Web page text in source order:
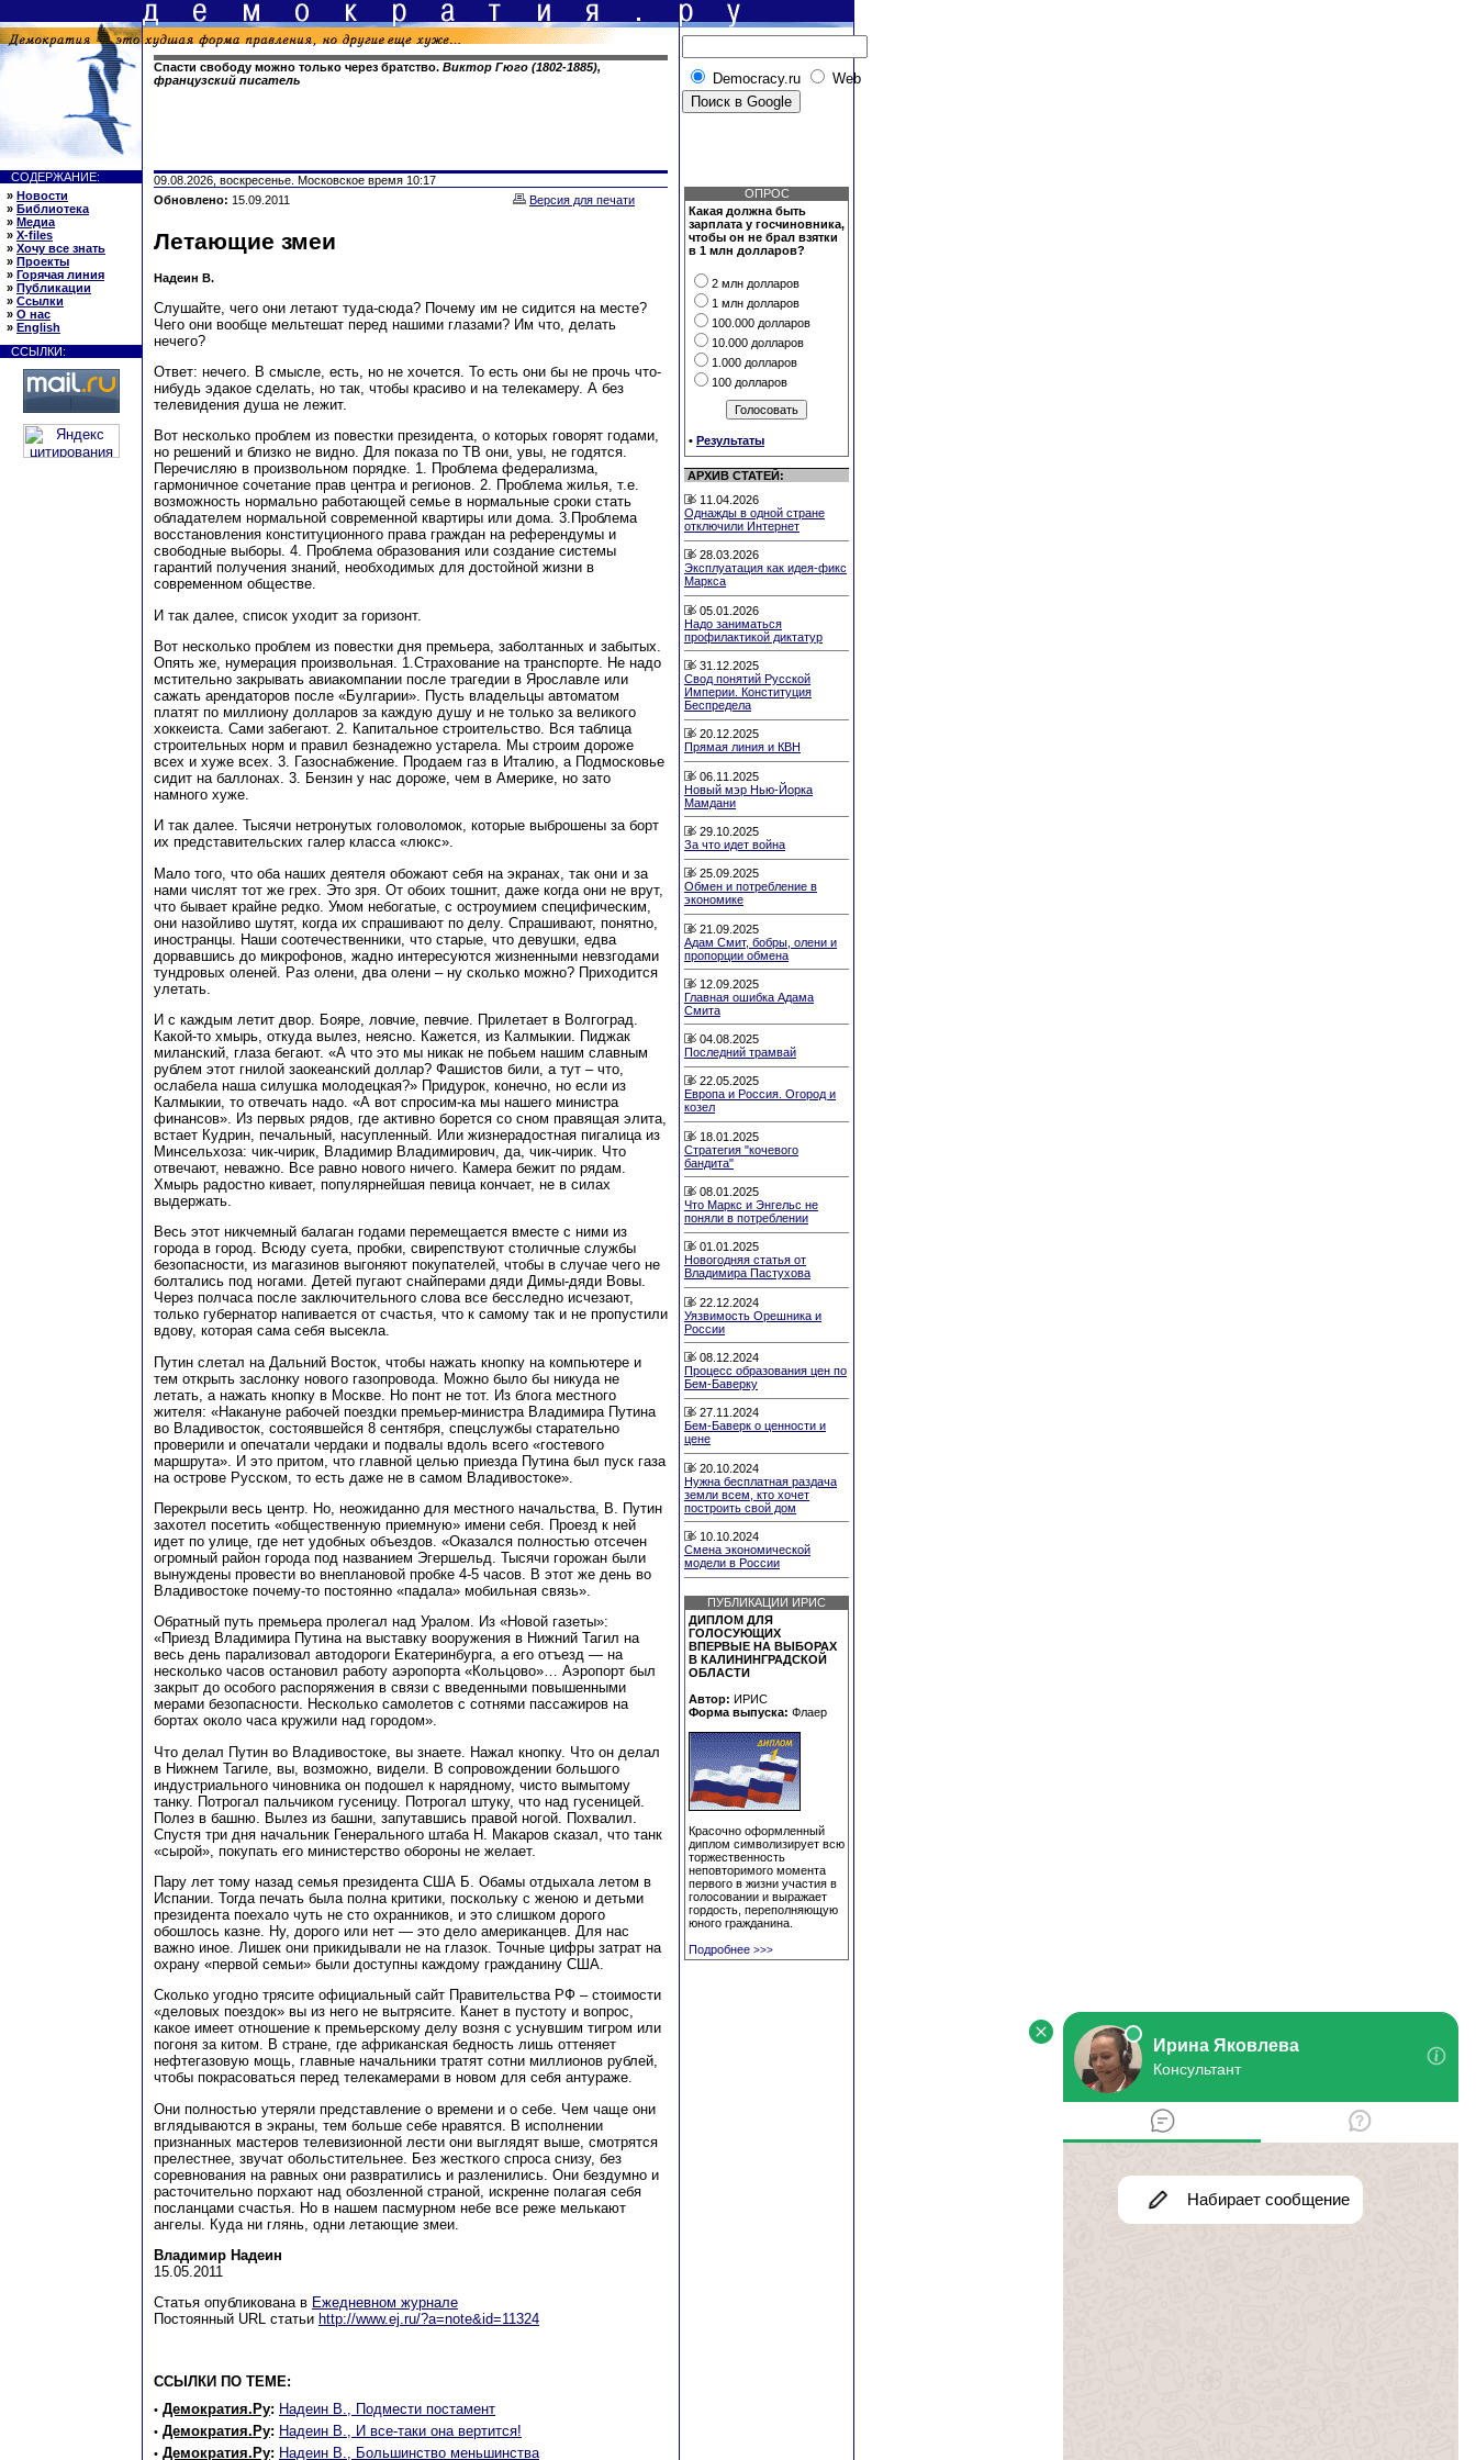
Спасти свободу можно только через братство. Виктор Гюго (1802-1885),
французский писатель
Democracy.ru Web
СОДЕРЖАНИЕ:
» Новости
» Библиотека
» Медиа
» X-files
» Хочу все знать
» Проекты
» Горячая линия
» Публикации
» Ссылки
» О нас
» English
ССЫЛКИ:
09.08.2026, воскресенье. Московское время 10:17
Обновлено: 15.09.2011 Версия для печати
Летающие змеи
Надеин В.
Слушайте, чего они летают туда-сюда? Почему им не сидится на месте?
Чего они вообще мельтешат перед нашими глазами? Им что, делать
нечего?
Ответ: нечего. В смысле, есть, но не хочется. То есть они бы не прочь что-
нибудь эдакое сделать, но так, чтобы красиво и на телекамеру. А без
телевидения душа не лежит.
Вот несколько проблем из повестки президента, о которых говорят годами,
но решений и близко не видно. Для показа по ТВ они, увы, не годятся.
Перечисляю в произвольном порядке. 1. Проблема федерализма,
гармоничное сочетание прав центра и регионов. 2. Проблема жилья, т.е.
возможность нормально работающей семье в нормальные сроки стать
обладателем нормальной современной квартиры или дома. 3.Проблема
восстановления конституционного права граждан на референдумы и
свободные выборы. 4. Проблема образования или создание системы
гарантий получения знаний, необходимых для достойной жизни в
современном обществе.
И так далее, список уходит за горизонт.
Вот несколько проблем из повестки дня премьера, заболтанных и забытых.
Опять же, нумерация произвольная. 1.Страхование на транспорте. Не надо
мстительно закрывать авиакомпании после трагедии в Ярославле или
сажать арендаторов после «Булгарии». Пусть владельцы автоматом
платят по миллиону долларов за каждую душу и не только за великого
хоккеиста. Сами забегают. 2. Капитальное строительство. Вся таблица
строительных норм и правил безнадежно устарела. Мы строим дороже
всех и хуже всех. 3. Газоснабжение. Продаем газ в Италию, а Подмосковье
сидит на баллонах. 3. Бензин у нас дороже, чем в Америке, но зато
намного хуже.
И так далее. Тысячи нетронутых головоломок, которые выброшены за борт
их представительских галер класса «люкс».
Мало того, что оба наших деятеля обожают себя на экранах, так они и за
нами числят тот же грех. Это зря. От обоих тошнит, даже когда они не врут,
что бывает крайне редко. Умом небогатые, с остроумием специфическим,
они назойливо шутят, когда их спрашивают по делу. Спрашивают, понятно,
иностранцы. Наши соотечественники, что старые, что девушки, едва
дорвавшись до микрофонов, жадно интересуются жизненными невзгодами
тундровых оленей. Раз олени, два олени – ну сколько можно? Приходится
улетать.
И с каждым летит двор. Бояре, ловчие, певчие. Прилетает в Волгоград.
Какой-то хмырь, откуда вылез, неясно. Кажется, из Калмыкии. Пиджак
миланский, глаза бегают. «А что это мы никак не побьем нашим славным
рублем этот гнилой заокеанский доллар? Фашистов били, а тут – что,
ослабела наша силушка молодецкая?» Придурок, конечно, но если из
Калмыкии, то отвечать надо. «А вот спросим-ка мы нашего министра
финансов». Из первых рядов, где активно борется со сном правящая элита,
встает Кудрин, печальный, насупленный. Или жизнерадостная пигалица из
Минсельхоза: чик-чирик, Владимир Владимирович, да, чик-чирик. Что
отвечают, неважно. Все равно нового ничего. Камера бежит по рядам.
Хмырь радостно кивает, популярнейшая певица кончает, не в силах
выдержать.
Весь этот никчемный балаган годами перемещается вместе с ними из
города в город. Всюду суета, пробки, свирепствуют столичные службы
безопасности, из магазинов выгоняют покупателей, чтобы в случае чего не
болтались под ногами. Детей пугают снайперами дяди Димы-дяди Вовы.
Через полчаса после заключительного слова все бесследно исчезают,
только губернатор напивается от счастья, что к самому так и не пропустили
вдову, которая сама себя высекла.
Путин слетал на Дальний Восток, чтобы нажать кнопку на компьютере и
тем открыть заслонку нового газопровода. Можно было бы никуда не
летать, а нажать кнопку в Москве. Но понт не тот. Из блога местного
жителя: «Накануне рабочей поездки премьер-министра Владимира Путина
во Владивосток, состоявшейся 8 сентября, спецслужбы старательно
проверили и опечатали чердаки и подвалы вдоль всего «гостевого
маршрута». И это притом, что главной целью приезда Путина был пуск газа
на острове Русском, то есть даже не в самом Владивостоке».
Перекрыли весь центр. Но, неожиданно для местного начальства, В. Путин
захотел посетить «общественную приемную» имени себя. Проезд к ней
идет по улице, где нет удобных объездов. «Оказался полностью отсечен
огромный район города под названием Эгершельд. Тысячи горожан были
вынуждены провести во внеплановой пробке 4-5 часов. В этот же день во
Владивостоке почему-то постоянно «падала» мобильная связь».
Обратный путь премьера пролегал над Уралом. Из «Новой газеты»:
«Приезд Владимира Путина на выставку вооружения в Нижний Тагил на
весь день парализовал автодороги Екатеринбурга, а его отъезд — на
несколько часов остановил работу аэропорта «Кольцово»… Аэропорт был
закрыт до особого распоряжения в связи с введенными повышенными
мерами безопасности. Несколько самолетов с сотнями пассажиров на
бортах около часа кружили над городом».
Что делал Путин во Владивостоке, вы знаете. Нажал кнопку. Что он делал
в Нижнем Тагиле, вы, возможно, видели. В сопровождении большого
индустриального чиновника он подошел к нарядному, чисто вымытому
танку. Потрогал пальчиком гусеницу. Потрогал штуку, что над гусеницей.
Полез в башню. Вылез из башни, запутавшись правой ногой. Похвалил.
Спустя три дня начальник Генерального штаба Н. Макаров сказал, что танк
«сырой», покупать его министерство обороны не желает.
Пару лет тому назад семья президента США Б. Обамы отдыхала летом в
Испании. Тогда печать была полна критики, поскольку с женою и детьми
президента поехало чуть не сто охранников, и это слишком дорого
обошлось казне. Ну, дорого или нет — это дело американцев. Для нас
важно иное. Лишек они прикидывали не на глазок. Точные цифры затрат на
охрану «первой семьи» были доступны каждому гражданину США.
Сколько угодно трясите официальный сайт Правительства РФ – стоимости
«деловых поездок» вы из него не вытрясите. Канет в пустоту и вопрос,
какое имеет отношение к премьерскому делу возня с уснувшим тигром или
погоня за китом. В стране, где африканская бедность лишь оттеняет
нефтегазовую мощь, главные начальники тратят сотни миллионов рублей,
чтобы покрасоваться перед телекамерами в новом для себя антураже.
Они полностью утеряли представление о времени и о себе. Чем чаще они
вглядываются в экраны, тем больше себе нравятся. В исполнении
признанных мастеров телевизионной лести они выглядят выше, смотрятся
прелестнее, звучат обольстительнее. Без жесткого спроса снизу, без
соревнования на равных они развратились и разленились. Они бездумно и
расточительно порхают над обозленной страной, искренне полагая себя
посланцами счастья. Но в нашем пасмурном небе все реже мелькают
ангелы. Куда ни глянь, одни летающие змеи.
Владимир Надеин
15.05.2011
Статья опубликована в Ежедневном журнале
Постоянный URL статьи http://www.ej.ru/?a=note&id=11324
ССЫЛКИ ПО ТЕМЕ:
• Демократия.Ру: Надеин В., Подмести постамент
• Демократия.Ру: Надеин В., И все-таки она вертится!
• Демократия.Ру: Надеин В., Большинство меньшинства
ОПРОС
Какая должна быть
зарплата у госчиновника,
чтобы он не брал взятки
в 1 млн долларов?
2 млн долларов
1 млн долларов
100.000 долларов
10.000 долларов
1.000 долларов
100 долларов
• Результаты
АРХИВ СТАТЕЙ:
11.04.2026
Однажды в одной стране
отключили Интернет
28.03.2026
Эксплуатация как идея-фикс
Маркса
05.01.2026
Надо заниматься
профилактикой диктатур
31.12.2025
Свод понятий Русской
Империи. Конституция
Беспредела
20.12.2025
Прямая линия и КВН
06.11.2025
Новый мэр Нью-Йорка
Мамдани
29.10.2025
За что идет война
25.09.2025
Обмен и потребление в
экономике
21.09.2025
Адам Смит, бобры, олени и
пропорции обмена
12.09.2025
Главная ошибка Адама
Смита
04.08.2025
Последний трамвай
22.05.2025
Европа и Россия. Огород и
козел
18.01.2025
Стратегия "кочевого
бандита"
08.01.2025
Что Маркс и Энгельс не
поняли в потреблении
01.01.2025
Новогодняя статья от
Владимира Пастухова
22.12.2024
Уязвимость Орешника и
России
08.12.2024
Процесс образования цен по
Бем-Баверку
27.11.2024
Бем-Баверк о ценности и
цене
20.10.2024
Нужна бесплатная раздача
земли всем, кто хочет
построить свой дом
10.10.2024
Смена экономической
модели в России
ПУБЛИКАЦИИ ИРИС
ДИПЛОМ ДЛЯ
ГОЛОСУЮЩИХ
ВПЕРВЫЕ НА ВЫБОРАХ
В КАЛИНИНГРАДСКОЙ
ОБЛАСТИ
Автор: ИРИС
Форма выпуска: Флаер
Красочно оформленный
диплом символизирует всю
торжественность
неповторимого момента
первого в жизни участия в
голосовании и выражает
гордость, переполняющую
юного гражданина.
Подробнее >>>